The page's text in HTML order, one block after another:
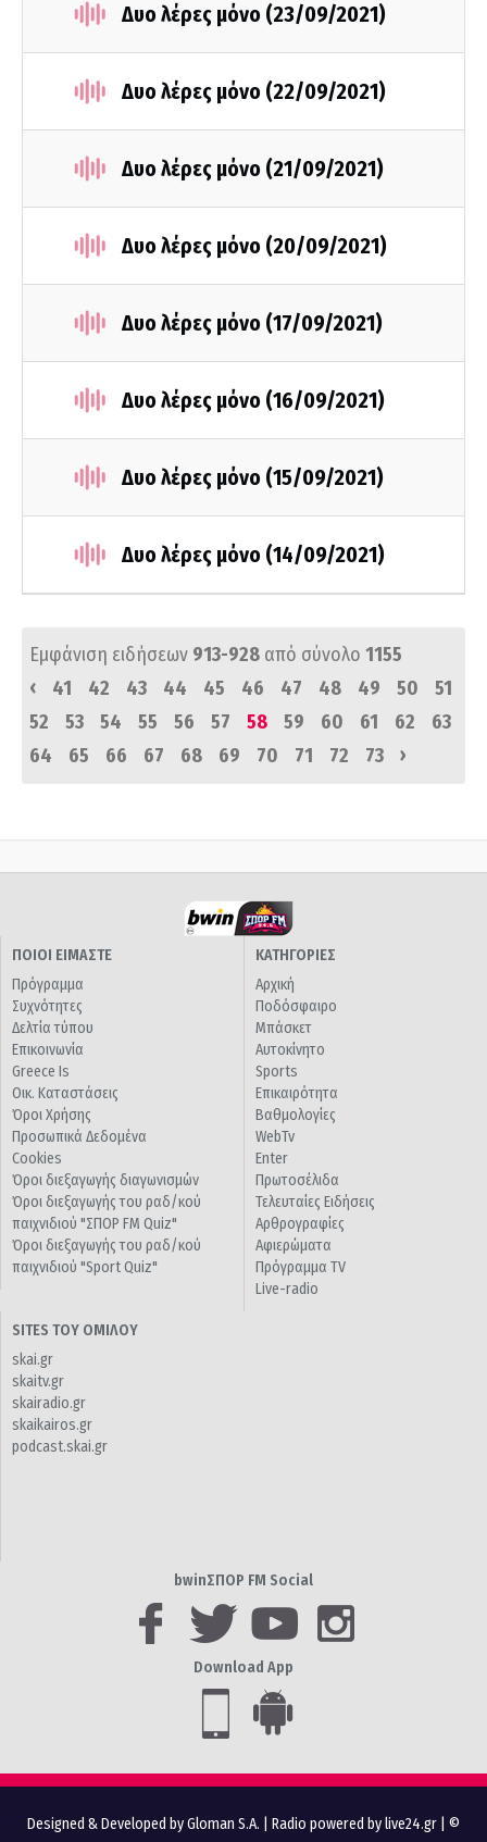
Δυο λέρες μόνο (23/09/2021)
Δυο λέρες μόνο (22/09/2021)
Δυο λέρες μόνο (21/09/2021)
Δυο λέρες μόνο (20/09/2021)
Δυο λέρες μόνο (17/09/2021)
Δυο λέρες μόνο (16/09/2021)
Δυο λέρες μόνο (15/09/2021)
Δυο λέρες μόνο (14/09/2021)
Εμφάνιση ειδήσεων 913-928 από σύνολο 1155
‹
41 42 43 44 45 46 47 48 49 50
51
52
53 54 55 56 57 58 59 60 61 62
63
64
65 66 67 68 69 70 71 72 73 ›
ΠΟΙΟΙ ΕΙΜΑΣΤΕ
Πρόγραμμα
Συχνότητες
Δελτία τύπου
Επικοινωνία
Greece Is
Οικ. Καταστάσεις
Όροι Χρήσης
Προσωπικά Δεδομένα
Cookies
Όροι διεξαγωγής διαγωνισμών
Όροι διεξαγωγής του ραδ/κού
παιχνιδιού "ΣΠΟΡ FM Quiz"
Όροι διεξαγωγής του ραδ/κού
παιχνιδιού "Sport Quiz"
ΚΑΤΗΓΟΡΙΕΣ
Αρχική
Ποδόσφαιρο
Μπάσκετ
Αυτοκίνητο
Sports
Επικαιρότητα
Βαθμολογίες
WebTv
Enter
Πρωτοσέλιδα
Τελευταίες Ειδήσεις
Αρθρογραφίες
Αφιερώματα
Πρόγραμμα TV
Live-radio
SITES ΤΟΥ ΟΜΙΛΟΥ
skai.gr
skaitv.gr
skairadio.gr
skaikairos.gr
podcast.skai.gr
bwinΣΠΟΡ FM Social
Download App
Designed & Developed by Gloman S.A. Radio powered by live24.gr | ©